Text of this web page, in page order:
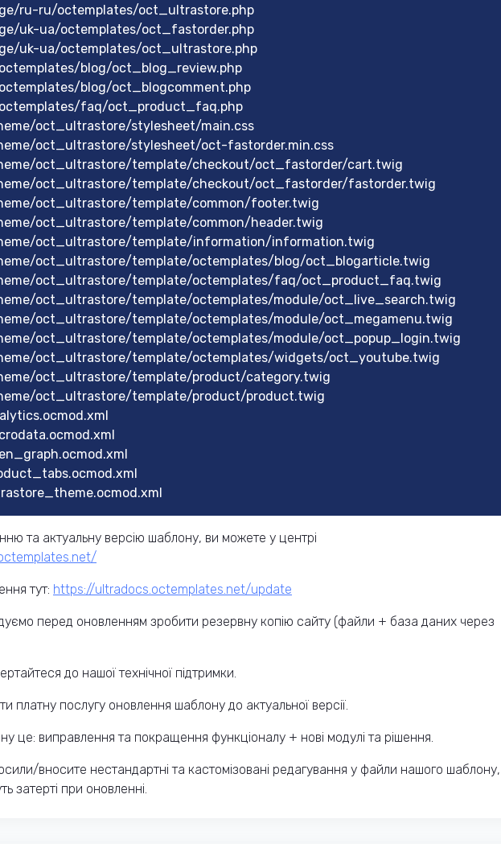
ru-ru/octemplates/oct_ultrastore.php
uk-ua/octemplates/oct_fastorder.php
uk-ua/octemplates/oct_ultrastore.php
blog/oct_blog_review.php
blog/oct_blogcomment.php
faq/oct_product_faq.php
oct_ultrastore/stylesheet/main.css
oct_ultrastore/stylesheet/oct-fastorder.min.css
oct_ultrastore/template/checkout/oct_fastorder/cart.twig
oct_ultrastore/template/checkout/oct_fastorder/fastorder.twig
oct_ultrastore/template/common/footer.twig
oct_ultrastore/template/common/header.twig
oct_ultrastore/template/information/information.twig
oct_ultrastore/template/octemplates/blog/oct_blogarticle.twig
oct_ultrastore/template/octemplates/faq/oct_product_faq.twig
oct_ultrastore/template/octemplates/module/oct_live_search.twig
oct_ultrastore/template/octemplates/module/oct_megamenu.twig
oct_ultrastore/template/octemplates/module/oct_popup_login.twig
oct_ultrastore/template/octemplates/widgets/oct_youtube.twig
oct_ultrastore/template/product/category.twig
oct_ultrastore/template/product/product.twig
та актуальну версію шаблону, ви можете у центрі
тут: https://ultradocs.octemplates.net/update
перед оновленням зробити резервну копію сайту (файли + база даних через
до нашої технічної підтримки.
платну послугу оновлення шаблону до актуальної версії.
це: виправлення та покращення функціоналу + нові модулі та рішення.
вносите нестандартні та кастомізовані редагування у файли нашого
затерті при оновленні.